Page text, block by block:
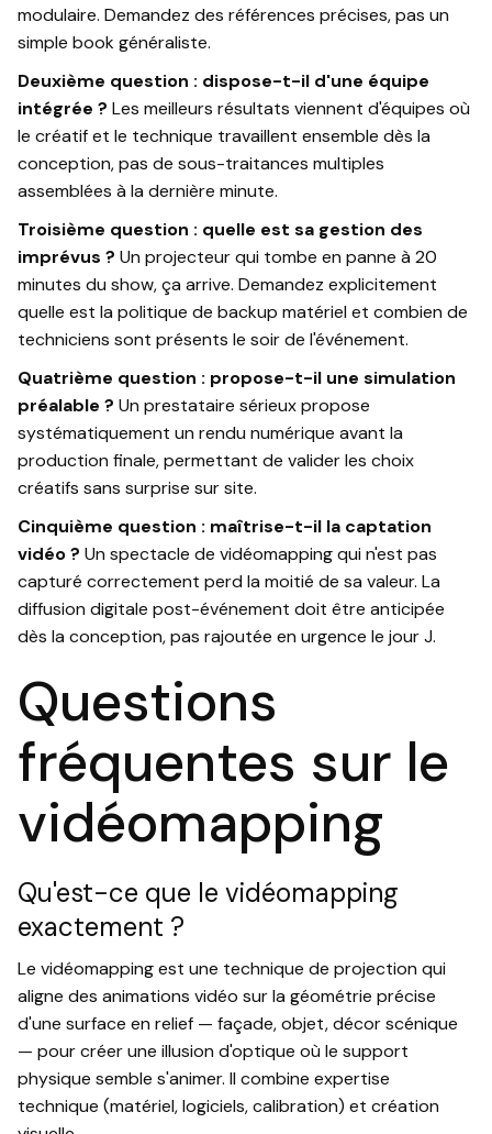
modulaire. Demandez des références précises, pas un
simple book généraliste.
Deuxième question : dispose-t-il d'une équipe
intégrée ? Les meilleurs résultats viennent d'équipes où
le créatif et le technique travaillent ensemble dès la
conception, pas de sous-traitances multiples
assemblées à la dernière minute.
Troisième question : quelle est sa gestion des
imprévus ? Un projecteur qui tombe en panne à 20
minutes du show, ça arrive. Demandez explicitement
quelle est la politique de backup matériel et combien de
techniciens sont présents le soir de l'événement.
Quatrième question : propose-t-il une simulation
préalable ? Un prestataire sérieux propose
systématiquement un rendu numérique avant la
production finale, permettant de valider les choix
créatifs sans surprise sur site.
Cinquième question : maîtrise-t-il la captation
vidéo ? Un spectacle de vidéomapping qui n'est pas
capturé correctement perd la moitié de sa valeur. La
diffusion digitale post-événement doit être anticipée
dès la conception, pas rajoutée en urgence le jour J.
Questions
fréquentes sur le
vidéomapping
Qu'est-ce que le vidéomapping
exactement ?
Le vidéomapping est une technique de projection qui
aligne des animations vidéo sur la géométrie précise
d'une surface en relief — façade, objet, décor scénique
— pour créer une illusion d'optique où le support
physique semble s'animer. Il combine expertise
technique (matériel, logiciels, calibration) et création